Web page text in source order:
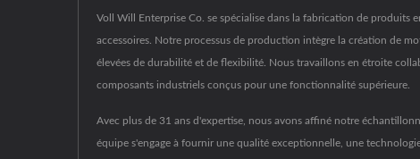
Voll Will Enterprise Co. se spécialise dans la fabrication de produits
accessoires. Notre processus de production intègre la création de
élevées de durabilité et de flexibilité. Nous travaillons en étroite
composants industriels conçus pour une fonctionnalité supérieure.
Avec plus de 31 ans d'expertise, nous avons affiné notre
équipe s'engage à fournir une qualité exceptionnelle, une